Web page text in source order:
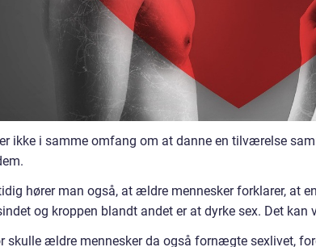
ikke i samme omfang om at danne en tilværelse
hører man også, at ældre mennesker forklarer, at
og kroppen blandt andet er at dyrke sex. Det
skulle ældre mennesker da også fornægte sexlivet,